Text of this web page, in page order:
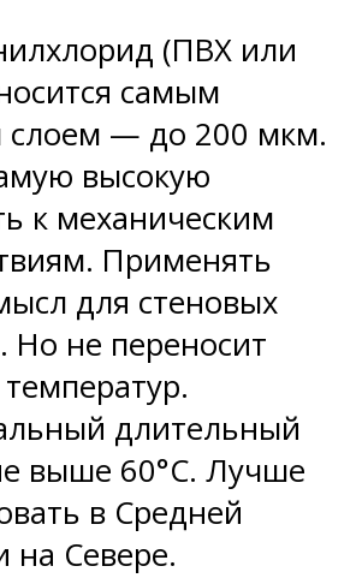
(ПВХ или
самым
слоем — до 200 мкм.
высокую
к механическим
Применять
для стеновых
Но не переносит
длительный
выше 60°C. Лучше
в Средней
на Севере.